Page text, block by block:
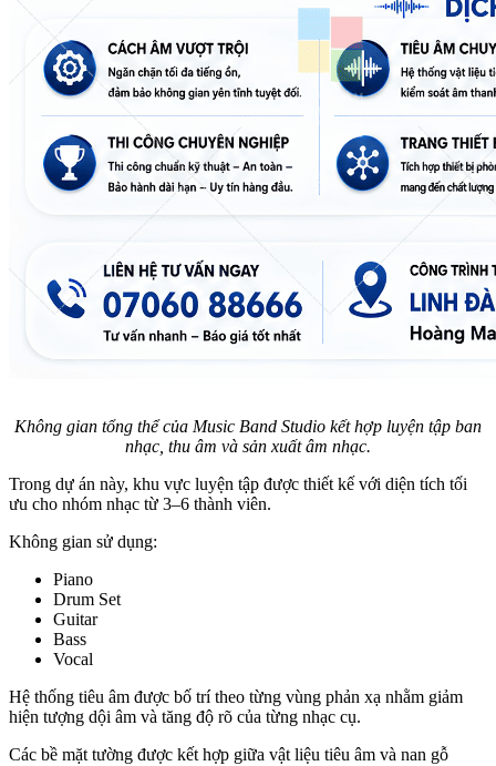
Không gian tổng thể của Music Band Studio kết hợp luyện tập ban
nhạc, thu âm và sản xuất âm nhạc.
Trong dự án này, khu vực luyện tập được thiết kế với diện tích tối
ưu cho nhóm nhạc từ 3–6 thành viên.
Không gian sử dụng:
Piano
Drum Set
Guitar
Bass
Vocal
Hệ thống tiêu âm được bố trí theo từng vùng phản xạ nhằm giảm
hiện tượng dội âm và tăng độ rõ của từng nhạc cụ.
Các bề mặt tường được kết hợp giữa vật liệu tiêu âm và nan gỗ